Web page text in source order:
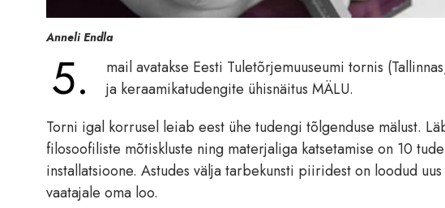
Anneli Endla
5.
mail avatakse Eesti Tuletõrjemuuseumi tornis
ja keraamikatudengite ühisnäitus MÄLU.
Torni igal korrusel leiab eest ühe tudengi tõlgenduse mälust.
filosoofiliste mõtiskluste ning materjaliga katsetamise on 10
installatsioone. Astudes välja tarbekunsti piiridest on loodud
vaatajale oma loo.